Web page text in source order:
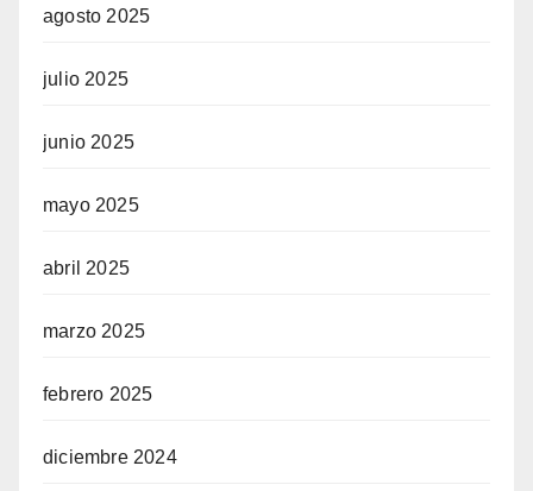
agosto 2025
julio 2025
junio 2025
mayo 2025
abril 2025
marzo 2025
febrero 2025
diciembre 2024